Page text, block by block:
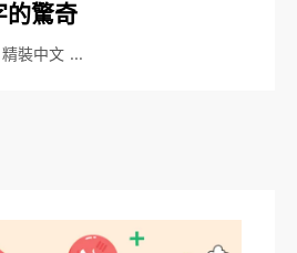
的驚奇
裝中文 …